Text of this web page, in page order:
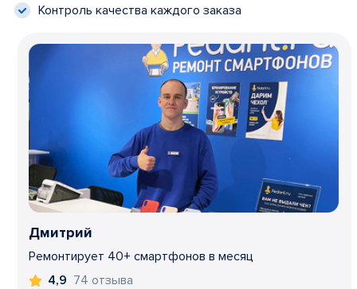
Контроль качества каждого заказа
Дмитрий
Ремонтирует 40+ смартфонов в месяц
4,9 74 отзыва